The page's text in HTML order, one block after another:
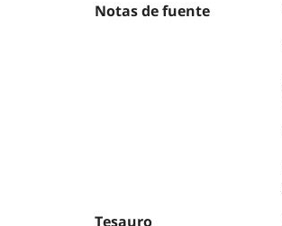
Notas de fuente
Tesauro